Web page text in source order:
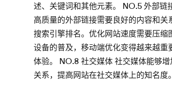
述、关键词和其他元素。 NO.5 外部
高质量的外部链接需要良好的内容和
搜索引擎排名。优化网站速度需要压
设备的普及，移动端优化变得越来越
体验。 NO.8 社交媒体 社交媒体能够
关系，提高网站在社交媒体上的知名度。